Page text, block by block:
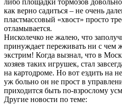
как верно садиться – не очень
пластмассовый «хвост» просто
отламывается.
Нисколечко не жалею, что
принуждает переживать ни с чем
экстрим! Когда вызнал, что в
хозяев таких игрушек, стал
на картодроме. Но вот ездить на
уж больно он не прост в
приходится быть по-взрослому
Другие новости по теме: